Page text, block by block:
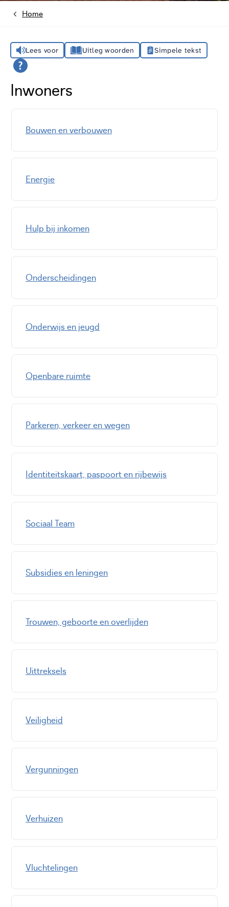
Home
Lees voor Uitleg woorden Simpele tekst
Inwoners
Bouwen en verbouwen
Energie
Hulp bij inkomen
Onderscheidingen
Onderwijs en jeugd
Openbare ruimte
Parkeren, verkeer en wegen
Identiteitskaart, paspoort en rijbewijs
Sociaal Team
Subsidies en leningen
Trouwen, geboorte en overlijden
Uittreksels
Veiligheid
Vergunningen
Verhuizen
Vluchtelingen